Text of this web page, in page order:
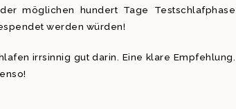
möglichen hundert Tage Testschlafphase
werden würden!
irrsinnig gut darin. Eine klare Empfehlung.